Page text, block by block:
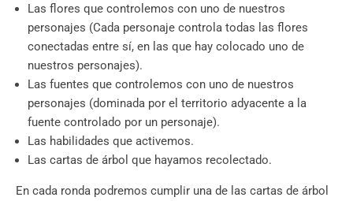
Las flores que controlemos con uno de nuestros
personajes (Cada personaje controla todas las flores
conectadas entre sí, en las que hay colocado uno de
nuestros personajes).
Las fuentes que controlemos con uno de nuestros
personajes (dominada por el territorio adyacente a la
fuente controlado por un personaje).
Las habilidades que activemos.
Las cartas de árbol que hayamos recolectado.
En cada ronda podremos cumplir una de las cartas de árbol